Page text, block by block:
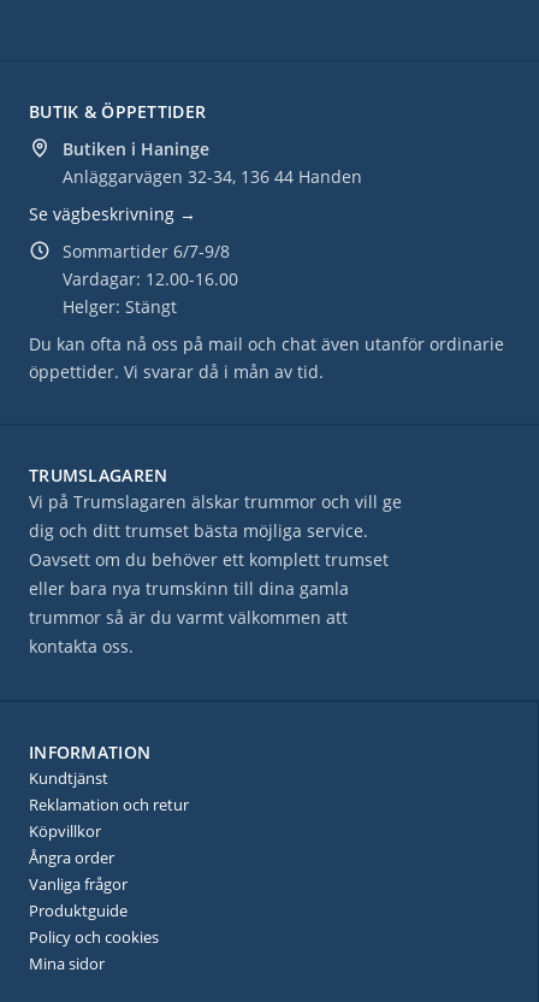
BUTIK & ÖPPETTIDER
Butiken i Haninge
Anläggarvägen 32-34, 136 44 Handen
Se vägbeskrivning →
Sommartider 6/7-9/8
Vardagar: 12.00-16.00
Helger: Stängt
Du kan ofta nå oss på mail och chat även utanför ordinarie
öppettider. Vi svarar då i mån av tid.
TRUMSLAGAREN
Vi på Trumslagaren älskar trummor och vill ge
dig och ditt trumset bästa möjliga service.
Oavsett om du behöver ett komplett trumset
eller bara nya trumskinn till dina gamla
trummor så är du varmt välkommen att
kontakta oss.
INFORMATION
Kundtjänst
Reklamation och retur
Köpvillkor
Ångra order
Vanliga frågor
Produktguide
Policy och cookies
Mina sidor